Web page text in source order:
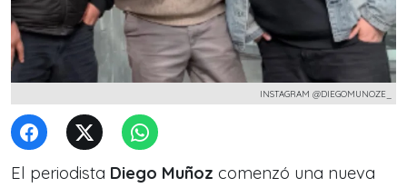
INSTAGRAM @DIEGOMUNOZE_
El periodista Diego Muñoz comenzó una nueva